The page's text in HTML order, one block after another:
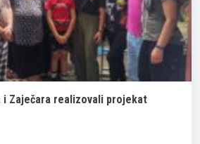
i Zaječara realizovali projekat